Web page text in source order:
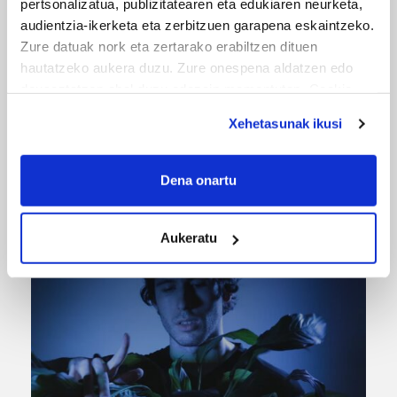
pertsonalizatua, publizitatearen eta edukiaren neurketa,
audientzia-ikerketa eta zerbitzuen garapena eskaintzeko.
Zure datuak nork eta zertarako erabiltzen dituen
hautatzeko aukera duzu. Zure onespena aldatzen edo
If you allow, we would also like to:
Collect information about your geographical
Identify your device by actively scanning it for
specific characteristics (fingerprinting)
Find out more about how your personal data is processed
and set your preferences in the details section
Guk eta gure bazkideek zure datu pertsonalak
prozesatzen ditugu, zure IP zenbakia, besteak beste,
teknologia erabiliz, cookieak adibidez, iragarki eta eduki
Xehetasunak ikusi
Dena onartu
Aukeratu
Urbiako zelaiak erromeria leku